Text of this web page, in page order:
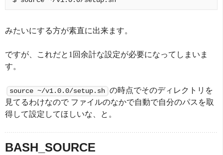
みたいにする方が素直に出来ます。
ですが、これだと1回余計な設定が必要になってしまいま
す。
source ~/v1.0.0/setup.sh の時点でそのディレクトリを
見てるわけなので ファイルのなかで自動で自分のパスを取
得して設定してほしいな、と。
BASH_SOURCE